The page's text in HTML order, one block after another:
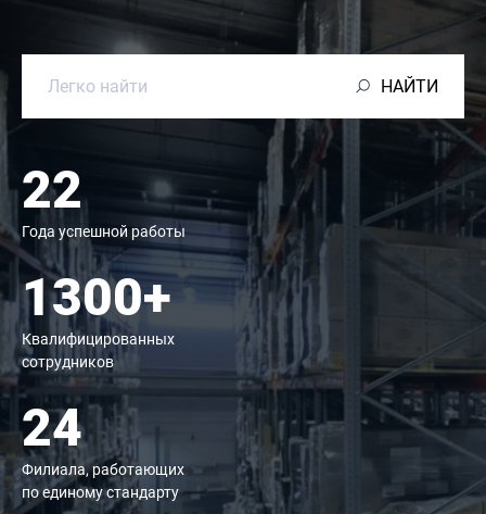
НАЙТИ
22
Года успешной работы
1300+
Квалифицированных
сотрудников
24
Филиала, работающих
по единому стандарту